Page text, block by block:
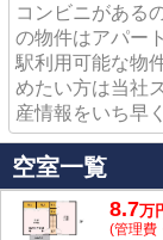
コンビニがある
の物件はアパー
駅利用可能な物
めたい方は当社
産情報をいち早
空室一覧
8.7万
(管理費